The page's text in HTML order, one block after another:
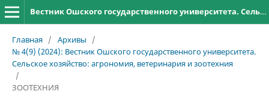
Вестник Ошского государственного университета. Сельское хозяйство: агрономия, ветеринария и зоотехния
Главная / Архивы
/
№ 4(9) (2024): Вестник Ошского государственного университета.
Сельское хозяйство: агрономия, ветеринария и зоотехния
/
ЗООТЕХНИЯ